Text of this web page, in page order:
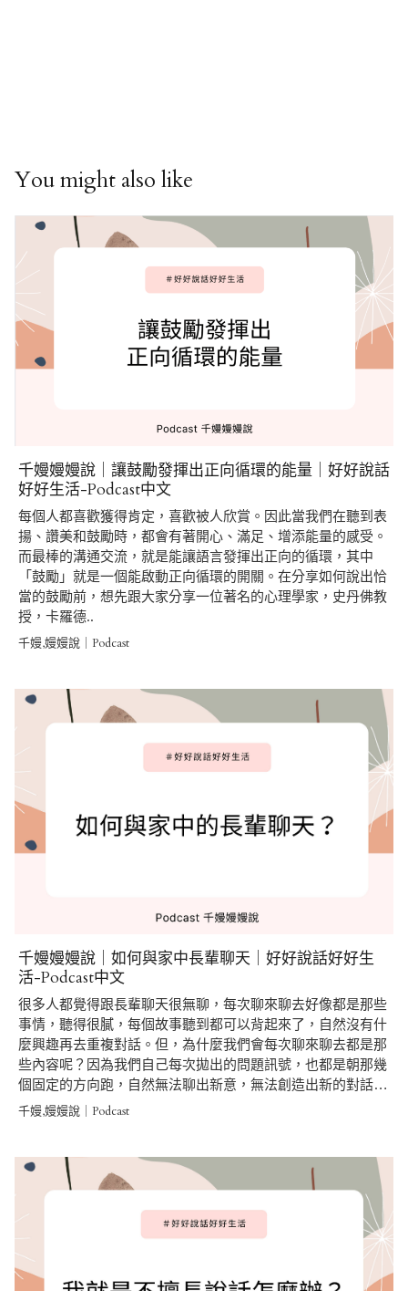
You might also like
千嫚嫚嫚說｜讓鼓勵發揮出正向循環的能量｜好好說話
好好生活-Podcast中文
每個人都喜歡獲得肯定，喜歡被人欣賞。因此當我們在聽到表
揚、讚美和鼓勵時，都會有著開心、滿足、增添能量的感受。
而最棒的溝通交流，就是能讓語言發揮出正向的循環，其中
「鼓勵」就是一個能啟動正向循環的開關。在分享如何說出恰
當的鼓勵前，想先跟大家分享一位著名的心理學家，史丹佛教
授，卡羅德..
千嫚,嫚嫚說｜Podcast
千嫚嫚嫚說｜如何與家中長輩聊天｜好好說話好好生
活-Podcast中文
很多人都覺得跟長輩聊天很無聊，每次聊來聊去好像都是那些
事情，聽得很膩，每個故事聽到都可以背起來了，自然沒有什
麼興趣再去重複對話。但，為什麼我們會每次聊來聊去都是那
些內容呢？因為我們自己每次拋出的問題訊號，也都是朝那幾
個固定的方向跑，自然無法聊出新意，無法創造出新的對話…
千嫚,嫚嫚說｜Podcast